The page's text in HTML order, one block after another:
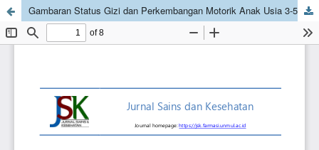
Gambaran Status Gizi dan Perkembangan Motorik Anak Usia 3-5 Tahun Di Kelurahan Pulutan, Salatiga